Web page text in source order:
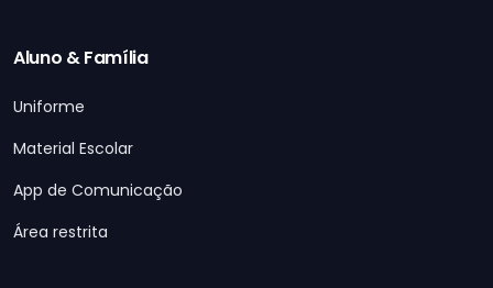
Aluno & Família
Uniforme
Material Escolar
App de Comunicação
Área restrita